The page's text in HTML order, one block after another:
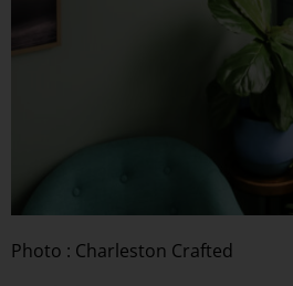
Photo : Charleston Crafted